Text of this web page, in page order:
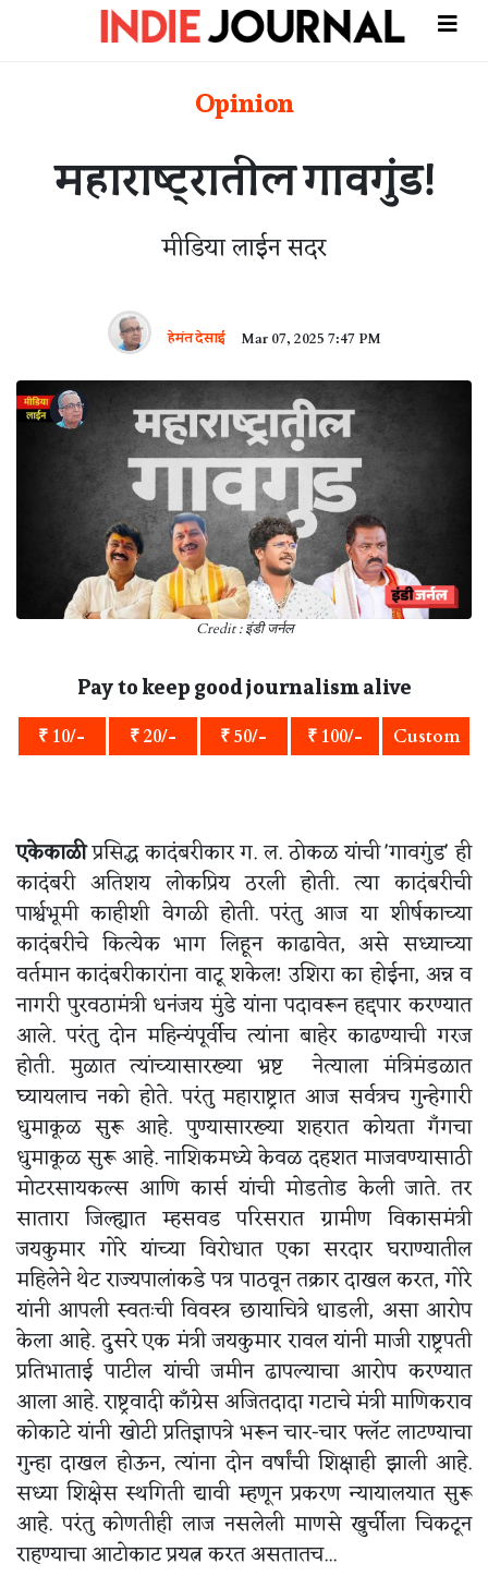
Opinion
महाराष्ट्रातील गावगुंड!
मीडिया लाईन सदर
हेमंत देसाई Mar 07, 2025 7:47 PM
Credit : इंडी जर्नल
Pay to keep good journalism alive
₹ 10/- ₹ 20/- ₹ 50/- ₹ 100/- Custom
एकेकाळीप्रसिद्ध कादंबरीकार ग. ल. ठोकळ यांची 'गावगुंड' ही
कादंबरी अतिशय लोकप्रिय ठरली होती. त्या कादंबरीची
पार्श्वभूमी काहीशी वेगळी होती. परंतु आज या शीर्षकाच्या
कादंबरीचे कित्येक भाग लिहून काढावेत, असे सध्याच्या
वर्तमान कादंबरीकारांना वाटू शकेल! उशिरा का होईना, अन्न व
नागरी पुरवठामंत्री धनंजय मुंडे यांना पदावरून हद्दपार करण्यात
आले. परंतु दोन महिन्यंपूर्वीच त्यांना बाहेर काढण्याची गरज
होती. मुळात त्यांच्यासारख्या भ्रष्ट नेत्याला मंत्रिमंडळात
घ्यायलाच नको होते. परंतु महाराष्ट्रात आज सर्वत्रच गुन्हेगारी
धुमाकूळ सुरू आहे. पुण्यासारख्या शहरात कोयता गॅंगचा
धुमाकूळ सुरू आहे. नाशिकमध्ये केवळ दहशत माजवण्यासाठी
मोटरसायकल्स आणि कार्स यांची मोडतोड केली जाते. तर
सातारा जिल्ह्यात म्हसवड परिसरात ग्रामीण विकासमंत्री
जयकुमार गोरे यांच्या विरोधात एका सरदार घराण्यातील
महिलेने थेट राज्यपालांकडे पत्र पाठवून तक्रार दाखल करत, गोरे
यांनी आपली स्वतःची विवस्त्र छायाचित्रे धाडली, असा आरोप
केला आहे. दुसरे एक मंत्री जयकुमार रावल यांनी माजी राष्ट्रपती
प्रतिभाताई पाटील यांची जमीन ढापल्याचा आरोप करण्यात
आला आहे. राष्ट्रवादी काँग्रेस अजितदादा गटाचे मंत्री माणिकराव
कोकाटे यांनी खोटी प्रतिज्ञापत्रे भरून चार-चार फ्लॅट लाटण्याचा
गुन्हा दाखल होऊन, त्यांना दोन वर्षांची शिक्षाही झाली आहे.
सध्या शिक्षेस स्थगिती द्यावी म्हणून प्रकरण न्यायालयात सुरू
आहे. परंतु कोणतीही लाज नसलेली माणसे खुर्चीला चिकटून
राहण्याचा आटोकाट प्रयत्न करत असतातच...